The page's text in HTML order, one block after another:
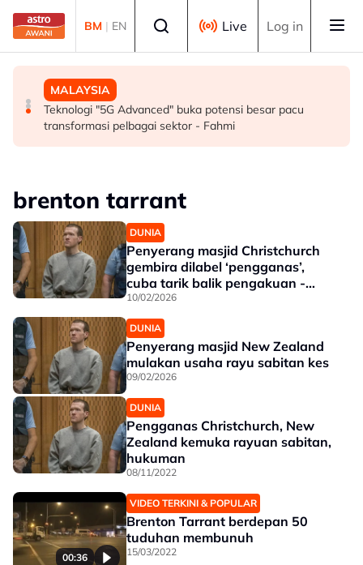
Skip to main content
BM | EN Live Log in
SUKAN
Mohamed Salah sertai Trabzonspor, terima €17 juta
semusim
MALAYSIA
Berita tempatan pilihan sepanjang hari ini
MALAYSIA
Teknologi "5G Advanced" buka potensi besar pacu
transformasi pelbagai sektor - Fahmi
brenton tarrant
DUNIA
Penyerang masjid Christchurch
gembira dilabel ‘pengganas’,
cuba tarik balik pengakuan -
Bekas peguam
10/02/2026
DUNIA
Penyerang masjid New Zealand
mulakan usaha rayu sabitan kes
09/02/2026
DUNIA
Pengganas Christchurch, New
Zealand kemuka rayuan sabitan,
hukuman
08/11/2022
00:36
VIDEO TERKINI & POPULAR
Brenton Tarrant berdepan 50
tuduhan membunuh
15/03/2022